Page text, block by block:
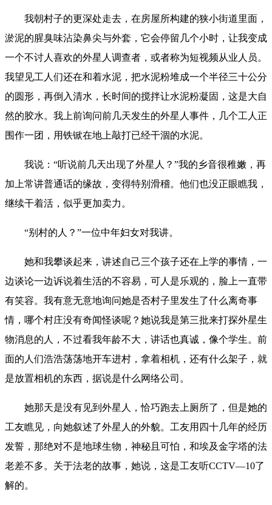
我朝村子的更深处走去，在房屋所构建的狭小街道里面，
淤泥的腥臭味沾染鼻尖与外套，它会停留几个小时，让我变成
一个不讨人喜欢的外星人调查者，或者称为短视频从业人员。
我望见工人们还在和着水泥，把水泥粉堆成一个半径三十公分
的圆形，再倒入清水，长时间的搅拌让水泥粉凝固，这是大自
然的胶水。我上前询问前几天发生的外星人事件，几个工人正
围作一团，用铁锨在地上敲打已经干涸的水泥。
我说：“听说前几天出现了外星人？”我的乡音很稚嫩，再
加上常讲普通话的缘故，变得特别滑稽。他们也没正眼瞧我，
继续干着活，似乎更加卖力。
“别村的人？”一位中年妇女对我讲。
她和我攀谈起来，讲述自己三个孩子还在上学的事情，一
边谈论一边诉说着生活的不容易，可人是乐观的，脸上一直带
有笑容。我有意无意地询问她是否村子里发生了什么离奇事
情，哪个村庄没有奇闻怪谈呢？她说我是第三批来打探外星生
物消息的人，不过看我年龄不大，讲话也真诚，像个学生。前
面的人们浩浩荡荡地开车进村，拿着相机，还有什么架子，就
是放置相机的东西，据说是什么网络公司。
她那天是没有见到外星人，恰巧跑去上厕所了，但是她的
工友瞧见，向她叙述了外星人的外貌。工友用四十几年的经历
发誓，那绝对不是地球生物，神秘且可怕，和埃及金字塔的法
老差不多。关于法老的故事，她说，这是工友听CCTV—10了
解的。